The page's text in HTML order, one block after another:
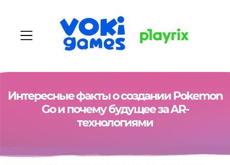
Главная
Интересные факты о создании Pokemon
Go и почему будущее за AR-
технологиями